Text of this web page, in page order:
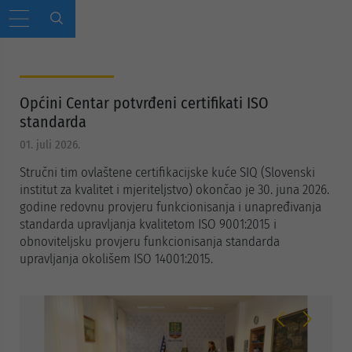
Općini Centar potvrđeni certifikati ISO
standarda
01. juli 2026.
Stručni tim ovlaštene certifikacijske kuće SIQ (Slovenski
institut za kvalitet i mjeriteljstvo) okončao je 30. juna 2026.
godine redovnu provjeru funkcionisanja i unapređivanja
standarda upravljanja kvalitetom ISO 9001:2015 i
obnoviteljsku provjeru funkcionisanja standarda
upravljanja okolišem ISO 14001:2015.